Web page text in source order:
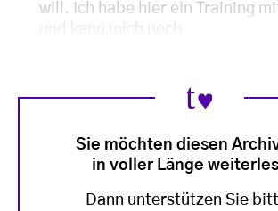
will. Ich habe hier ein Training
Sie möchten diesen
in voller Länge
Dann unterstützen Sie